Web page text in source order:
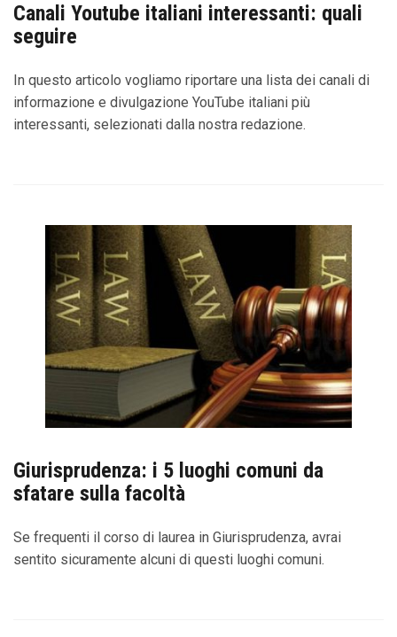
Canali Youtube italiani interessanti: quali
seguire
In questo articolo vogliamo riportare una lista dei canali di
informazione e divulgazione YouTube italiani più
interessanti, selezionati dalla nostra redazione.
Giurisprudenza: i 5 luoghi comuni da
sfatare sulla facoltà
Se frequenti il corso di laurea in Giurisprudenza, avrai
sentito sicuramente alcuni di questi luoghi comuni.